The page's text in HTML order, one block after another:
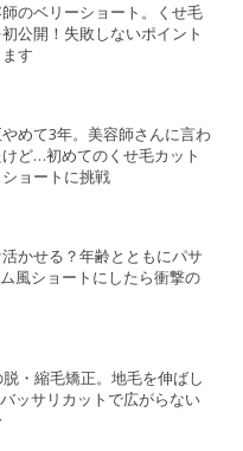
師のベリーショート。くせ毛
公開！失敗しないポイント
す
やめて3年。美容師さんに言わ
ど…初めてのくせ毛カット
ョートに挑戦
活かせる？年齢とともにパサ
風ショートにしたら衝撃の
脱・縮毛矯正。地毛を伸ばし
ッサリカットで広がらない